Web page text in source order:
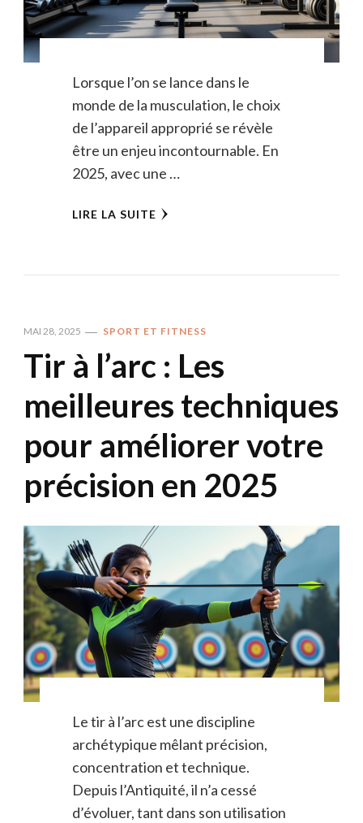
Lorsque l’on se lance dans le
monde de la musculation, le choix
de l’appareil approprié se révèle
être un enjeu incontournable. En
2025, avec une …
LIRE LA SUITE
MAI 28, 2025 SPORT ET FITNESS
Tir à l’arc : Les
meilleures techniques
pour améliorer votre
précision en 2025
Le tir à l’arc est une discipline
archétypique mêlant précision,
concentration et technique.
Depuis l’Antiquité, il n’a cessé
d’évoluer, tant dans son utilisation